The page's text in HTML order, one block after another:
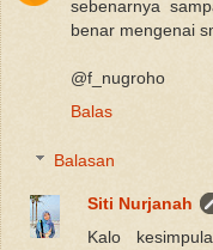
sebenarnya
benar mengenai
@f_nugroho
Balas
Balasan
Siti Nurjanah
Kalo